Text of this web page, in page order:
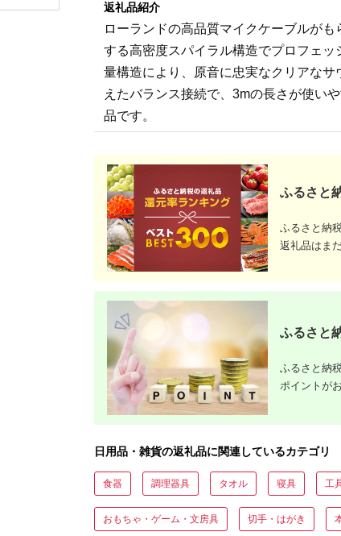
返礼品紹介
ローランドの高品質マイクケーブルが
する高密度スパイラル構造でプロフェ
量構造により、原音に忠実なクリアな
えたバランス接続で、3mの長さが使い
品です。
ふるさと
ふるさと納
返礼品はま
ふるさと
ふるさと納
ポイントが
日用品・雑貨の返礼品に関連しているカテゴリ
食器 調理器具 タオル 寝具 工
おもちゃ・ゲーム・文房具 切手・はがき